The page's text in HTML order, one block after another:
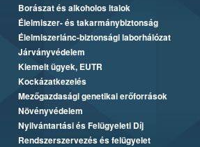
Borászat és alkoholos italok
Élelmiszer- és takarmánybiztonság
Élelmiszerlánc-biztonsági laborhálózat
Járványvédelem
Kiemelt ügyek, EUTR
Kockázatkezelés
Mezőgazdasági genetikai erőforrások
Növényvédelem
Nyilvántartási és Felügyeleti Díj
Rendszerszervezés és felügyelet